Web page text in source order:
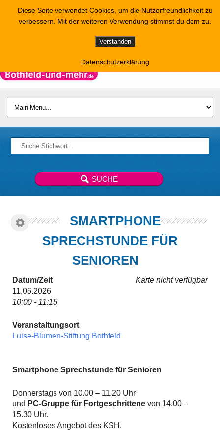
SMARTPHONE
SPRECHSTUNDE FÜR
SENIOREN
Karte nicht verfügbar
Datum/Zeit
11.06.2026
10:00 - 11:15
Veranstaltungsort
Luise-Blumen-Stiftung Bothfeld
Smartphone Sprechstunde für Senioren
Donnerstags von 10.00 – 11.20 Uhr
und PC-Gruppe für Fortgeschrittene von 14.00 –
15.30 Uhr.
Kostenloses Angebot des KSH.
Diese Seite verwendet Cookies, um die Nutzerfreundlichkeit zu
verbessern. Mit der weiteren Verwendung stimmst du dem zu.
Verstanden
Datenschutzerklärung